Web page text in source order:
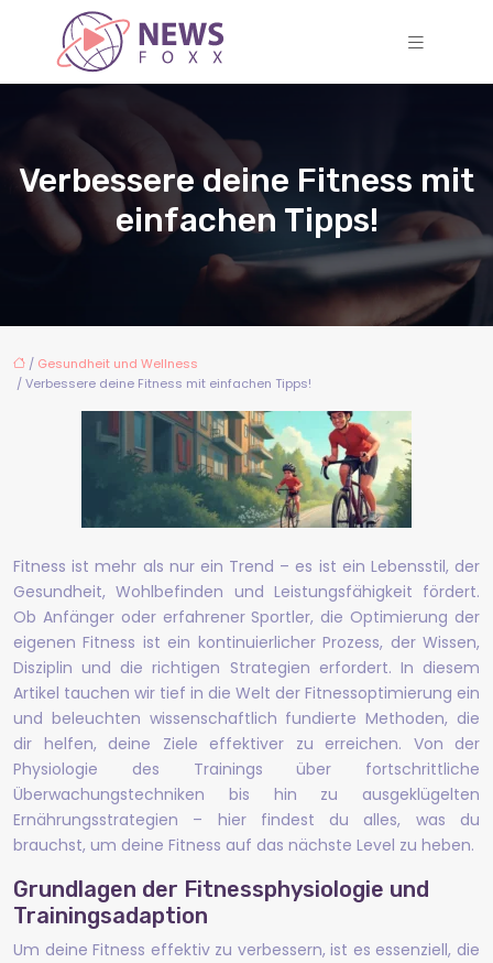
Verbessere deine Fitness mit
einfachen Tipps!
/ Gesundheit und Wellness
/ Verbessere deine Fitness mit einfachen Tipps!
Fitness ist mehr als nur ein Trend – es ist ein Lebensstil, der
Gesundheit, Wohlbefinden und Leistungsfähigkeit fördert.
Ob Anfänger oder erfahrener Sportler, die Optimierung der
eigenen Fitness ist ein kontinuierlicher Prozess, der Wissen,
Disziplin und die richtigen Strategien erfordert. In diesem
Artikel tauchen wir tief in die Welt der Fitnessoptimierung ein
und beleuchten wissenschaftlich fundierte Methoden, die
dir helfen, deine Ziele effektiver zu erreichen. Von der
Physiologie des Trainings über fortschrittliche
Überwachungstechniken bis hin zu ausgeklügelten
Ernährungsstrategien – hier findest du alles, was du
brauchst, um deine Fitness auf das nächste Level zu heben.
Grundlagen der Fitnessphysiologie und
Trainingsadaption
Um deine Fitness effektiv zu verbessern, ist es essenziell, die